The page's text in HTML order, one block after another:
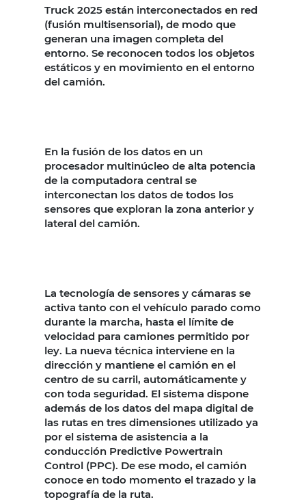
Truck 2025 están interconectados en red
(fusión multisensorial), de modo que
generan una imagen completa del
entorno. Se reconocen todos los objetos
estáticos y en movimiento en el entorno
del camión.
En la fusión de los datos en un
procesador multinúcleo de alta potencia
de la computadora central se
interconectan los datos de todos los
sensores que exploran la zona anterior y
lateral del camión.
La tecnología de sensores y cámaras se
activa tanto con el vehículo parado como
durante la marcha, hasta el límite de
velocidad para camiones permitido por
ley. La nueva técnica interviene en la
dirección y mantiene el camión en el
centro de su carril, automáticamente y
con toda seguridad. El sistema dispone
además de los datos del mapa digital de
las rutas en tres dimensiones utilizado ya
por el sistema de asistencia a la
conducción Predictive Powertrain
Control (PPC). De ese modo, el camión
conoce en todo momento el trazado y la
topografía de la ruta.